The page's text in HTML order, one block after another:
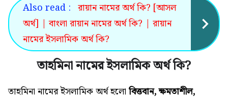
Also read : রায়ান নামের অর্থ কি? [আসল
অর্থ] | বাংলা রায়ান নামের অর্থ কি? | রায়ান
নামের ইসলামিক অর্থ কি?
তাহমিনা নামের ইসলামিক অর্থ কি?
তাহমিনা নামের ইসলামিক অর্থহলো বিত্তবান, ক্ষমতাশীল,